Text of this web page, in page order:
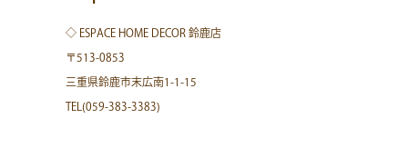
◇ ESPACE HOME DECOR 鈴鹿店
〒513-0853
三重県鈴鹿市末広南1-1-15
TEL(059-383-3383)